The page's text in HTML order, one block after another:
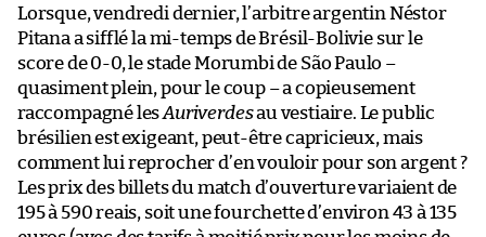
Lorsque, vendredi dernier, l’arbitre argentin Néstor
Pitana a sifflé la mi-temps de Brésil-Bolivie sur le
score de 0-0, le stade Morumbi de São Paulo –
quasiment plein, pour le coup – a copieusement
raccompagné lesAuriverdesau vestiaire. Le public
brésilien est exigeant, peut-être capricieux, mais
comment lui reprocher d’en vouloir pour son argent ?
Les prix des billets du match d’ouverture variaient de
195 à 590 reais, soit une fourchette d’environ 43 à 135